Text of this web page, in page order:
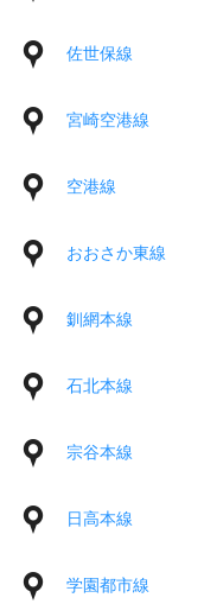
佐世保線
宮崎空港線
空港線
おおさか東線
釧網本線
石北本線
宗谷本線
日高本線
学園都市線